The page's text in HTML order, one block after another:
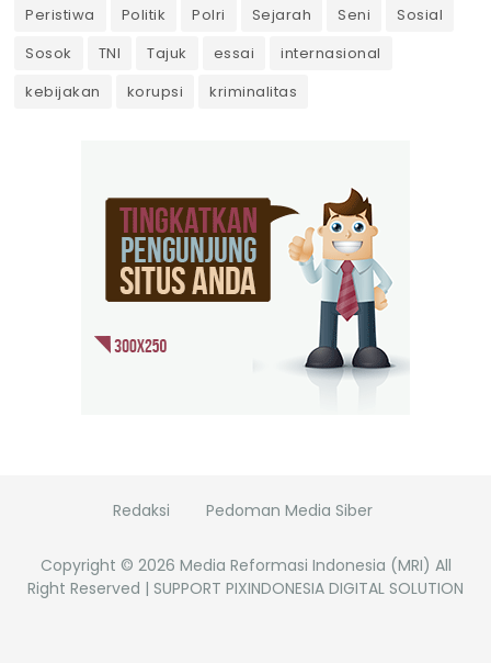
Peristiwa
Politik Polri Sejarah Seni
Sosial
Sosok
TNI Tajuk essai
internasional
kebijakan
korupsi kriminalitas
Redaksi Pedoman Media Siber
Copyright © 2026 Media Reformasi Indonesia (MRI) All
Right Reserved | SUPPORT PIXINDONESIA DIGITAL SOLUTION